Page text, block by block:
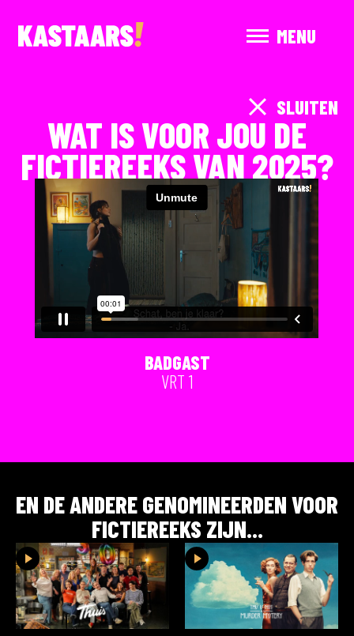
MENU
SLUITEN
WAT IS VOOR JOU DE
FICTIEREEKS VAN 2025?
BADGAST
VRT 1
EN DE ANDERE GENOMINEERDEN VOOR
FICTIEREEKS ZIJN...